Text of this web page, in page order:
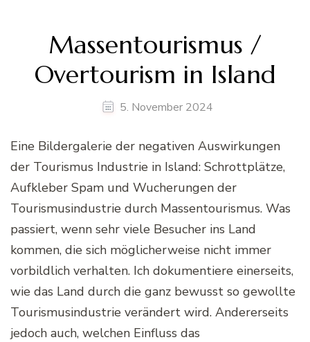
Massentourismus /
Overtourism in Island
5. November 2024
Eine Bildergalerie der negativen Auswirkungen
der Tourismus Industrie in Island: Schrottplätze,
Aufkleber Spam und Wucherungen der
Tourismusindustrie durch Massentourismus. Was
passiert, wenn sehr viele Besucher ins Land
kommen, die sich möglicherweise nicht immer
vorbildlich verhalten. Ich dokumentiere einerseits,
wie das Land durch die ganz bewusst so gewollte
Tourismusindustrie verändert wird. Andererseits
jedoch auch, welchen Einfluss das